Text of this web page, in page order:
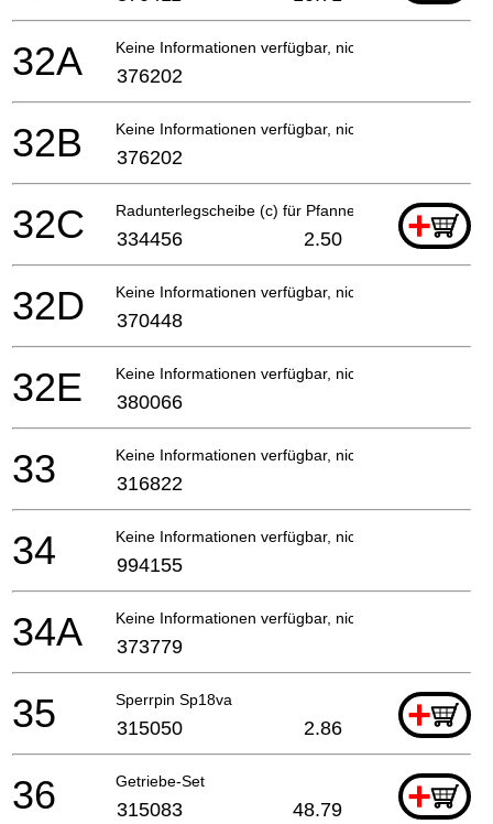
Keine Informationen verfügbar, nicht bestellbar
32A 376202
Keine Informationen verfügbar, nicht bestellbar
32B 376202
Radunterlegscheibe (c) für Pfanne (120v)+
32C 334456 2.50
Keine Informationen verfügbar, nicht bestellbar
32D 370448
Keine Informationen verfügbar, nicht bestellbar
32E 380066
Keine Informationen verfügbar, nicht bestellbar
33 316822
Keine Informationen verfügbar, nicht bestellbar
34 994155
Keine Informationen verfügbar, nicht bestellbar
34A 373779
Sperrpin Sp18va +
35 315050 2.86
Getriebe-Set +
36 315083 48.79